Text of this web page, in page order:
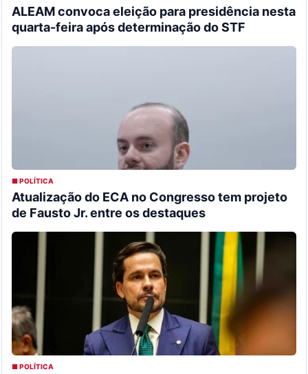
ALEAM convoca eleição para presidência nesta
quarta-feira após determinação do STF
■ POLÍTICA
Atualização do ECA no Congresso tem projeto
de Fausto Jr. entre os destaques
■ POLÍTICA